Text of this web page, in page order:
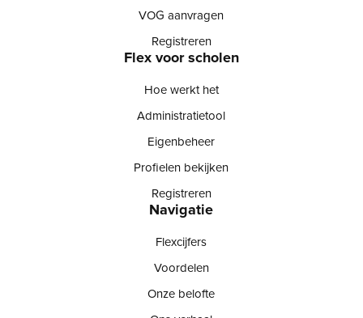
VOG aanvragen
Registreren
Flex voor scholen
Hoe werkt het
Administratietool
Eigenbeheer
Profielen bekijken
Registreren
Navigatie
Flexcijfers
Voordelen
Onze belofte